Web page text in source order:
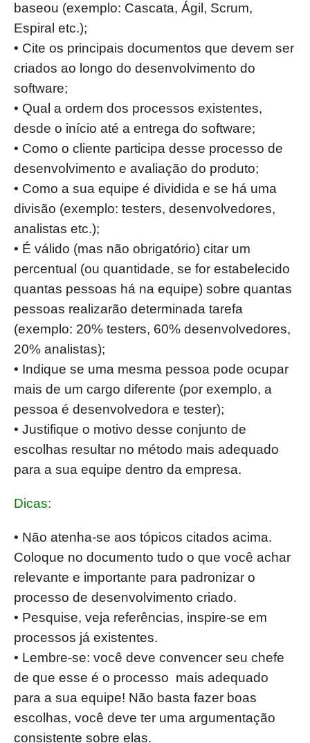
baseou (exemplo: Cascata, Ágil, Scrum,
Espiral etc.);
• Cite os principais documentos que devem ser
criados ao longo do desenvolvimento do
software;
• Qual a ordem dos processos existentes,
desde o início até a entrega do software;
• Como o cliente participa desse processo de
desenvolvimento e avaliação do produto;
• Como a sua equipe é dividida e se há uma
divisão (exemplo: testers, desenvolvedores,
analistas etc.);
• É válido (mas não obrigatório) citar um
percentual (ou quantidade, se for estabelecido
quantas pessoas há na equipe) sobre quantas
pessoas realizarão determinada tarefa
(exemplo: 20% testers, 60% desenvolvedores,
20% analistas);
• Indique se uma mesma pessoa pode ocupar
mais de um cargo diferente (por exemplo, a
pessoa é desenvolvedora e tester);
• Justifique o motivo desse conjunto de
escolhas resultar no método mais adequado
para a sua equipe dentro da empresa.
Dicas:
• Não atenha-se aos tópicos citados acima.
Coloque no documento tudo o que você achar
relevante e importante para padronizar o
processo de desenvolvimento criado.
• Pesquise, veja referências, inspire-se em
processos já existentes.
• Lembre-se: você deve convencer seu chefe
de que esse é o processo mais adequado
para a sua equipe! Não basta fazer boas
escolhas, você deve ter uma argumentação
consistente sobre elas.